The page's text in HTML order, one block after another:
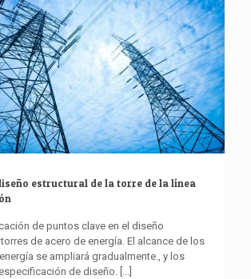
estructural de la torre de la línea
de puntos clave en el diseño
de acero de energía. El alcance de los
se ampliará gradualmente., y los
de diseño. [...]